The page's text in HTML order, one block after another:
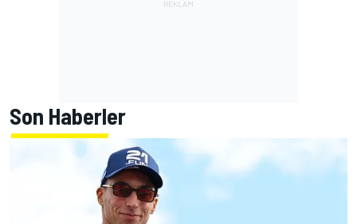
Son Haberler